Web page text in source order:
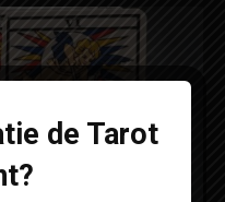
de Tarot